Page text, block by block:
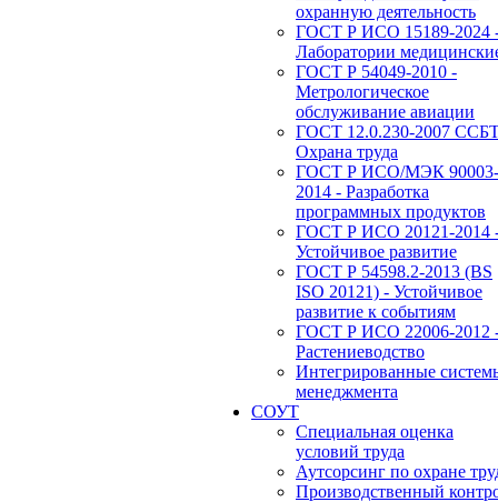
охранную деятельность
ГОСТ Р ИСО 15189-2024
Лаборатории
ГОСТ Р 54049-2010 -
Метрологическое
обслуживание авиации
ГОСТ 12.0.230-2007
Охрана труда
ГОСТ Р ИСО/МЭК 90003-
2014 - Разработка
программных продуктов
ГОСТ Р ИСО 20121-2014
Устойчивое развитие
ГОСТ Р 54598.2-2013 (BS
ISO 20121) - Устойчивое
развитие к событиям
ГОСТ Р ИСО 22006-2012
Растениеводство
Интегрированные
менеджмента
СОУТ
Специальная оценка
условий труда
Аутсорсинг по охране
Производственный